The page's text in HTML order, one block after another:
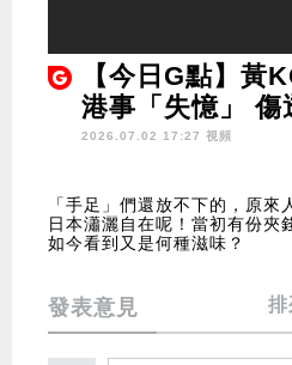
【今日G點】黃
港事「失憶」 傷
2026.07.02 17:27 視頻
「手足」們還放不下的，原
日本瀟灑自在呢！當初有份夾
如今看到又是何種滋味？
發表意見 排